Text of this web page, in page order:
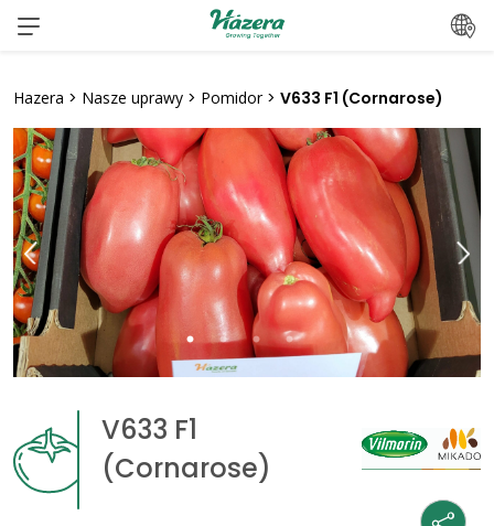
Przeskocz
do
Hazera > Nasze uprawy > Pomidor> V633 F1 (Cornarose)
V633 F1
(Cornarose)